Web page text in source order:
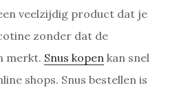
veelzijdig product dat je
zonder dat de
merkt. Snus kopenkan snel
shops. Snus bestellen is